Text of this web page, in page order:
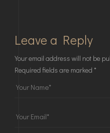
Leave a Reply
Your email address will not be
Required fields are marked *